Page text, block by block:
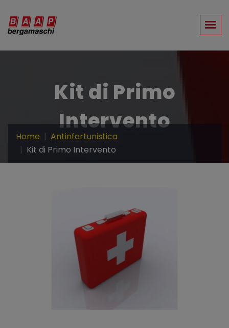
Kit di Primo
Intervento
Home
Antinfortunistica
Kit di Primo Intervento